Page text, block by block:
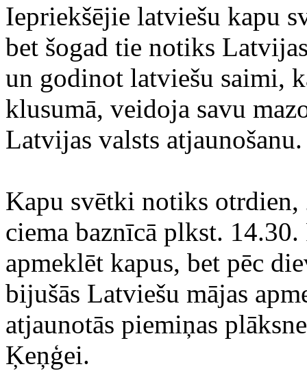
Iepriekšējie latviešu kapu
bet šogad tie notiks
un godinot latviešu saimi,
klusumā, veidoja savu
Latvijas valsts atjaunošanu.
Kapu svētki notiks
ciema baznīcā plkst.
apmeklēt kapus, bet pēc
bijušās Latviešu mājas
atjaunotās piemiņas
Ķeņģei.